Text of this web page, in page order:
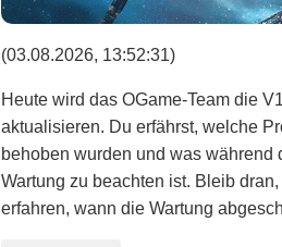
(03.08.2026, 13:52:31)
Heute wird das OGame-Team die
aktualisieren. Du erfährst, welche
behoben wurden und was während
Wartung zu beachten ist. Bleib dran,
erfahren, wann die Wartung